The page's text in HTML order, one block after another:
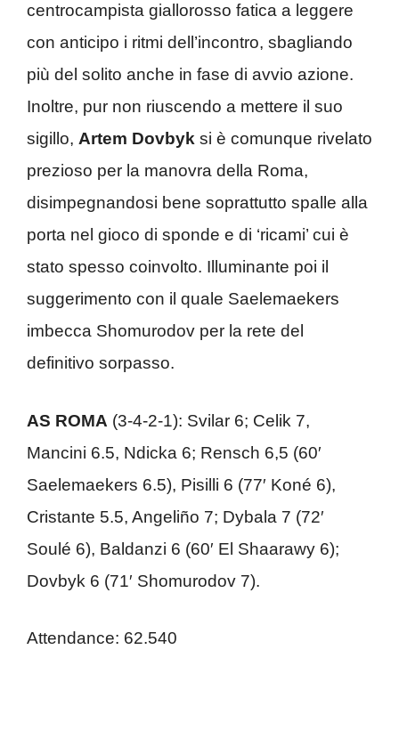
centrocampista giallorosso fatica a leggere
con anticipo i ritmi dell’incontro, sbagliando
più del solito anche in fase di avvio azione.
Inoltre, pur non riuscendo a mettere il suo
sigillo, Artem Dovbyk si è comunque rivelato
prezioso per la manovra della Roma,
disimpegnandosi bene soprattutto spalle alla
porta nel gioco di sponde e di ‘ricami’ cui è
stato spesso coinvolto. Illuminante poi il
suggerimento con il quale Saelemaekers
imbecca Shomurodov per la rete del
definitivo sorpasso.
AS ROMA (3-4-2-1): Svilar 6; Celik 7,
Mancini 6.5, Ndicka 6; Rensch 6,5 (60′
Saelemaekers 6.5), Pisilli 6 (77′ Koné 6),
Cristante 5.5, Angeliño 7; Dybala 7 (72′
Soulé 6), Baldanzi 6 (60′ El Shaarawy 6);
Dovbyk 6 (71′ Shomurodov 7).
Attendance: 62.540